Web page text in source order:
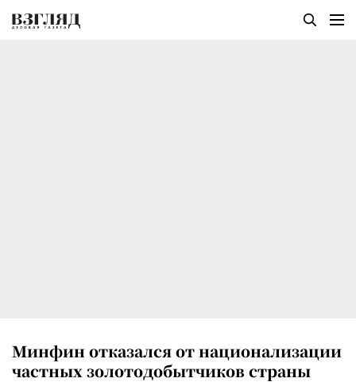
Минфин отказался от национализации
частных золотодобытчиков страны